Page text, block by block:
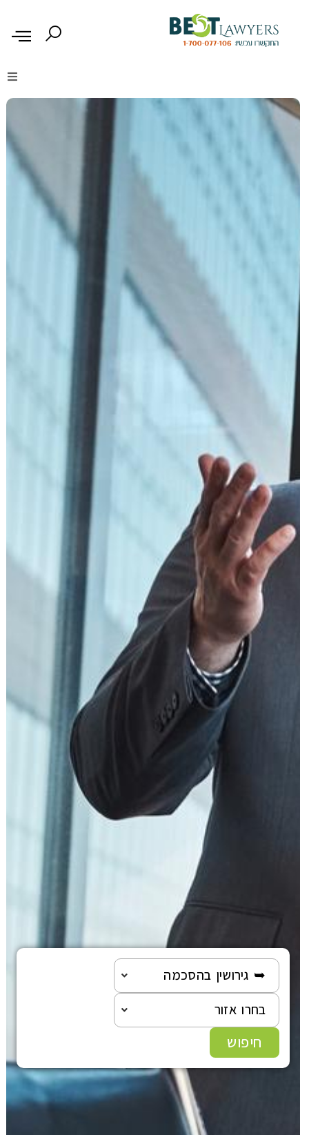
דיני נזיקין
דיני משפחה
משפט מסחרי
משפט אזרחי
רשלנות רפואית
פשיטת רגל
גישור ובוררות
צה"ל-משרד הביטחון
עוד תחומים
➥ גירושין בהסכמה
בחרו אזור
חיפוש